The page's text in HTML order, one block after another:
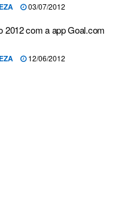
03/07/2012
2012 com a app Goal.com
12/06/2012